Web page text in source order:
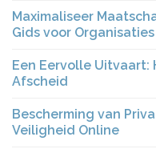
Maximaliseer
Gids voor Organisaties
Een Eervolle Uitvaart:
Afscheid
Bescherming van
Veiligheid Online